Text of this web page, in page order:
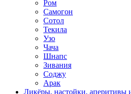
Ром
Самогон
Сотол
Текила
Узо
Чача
Шнапс
Зивания
Соджу
Арак
Ликёры, настойки, аперитивы